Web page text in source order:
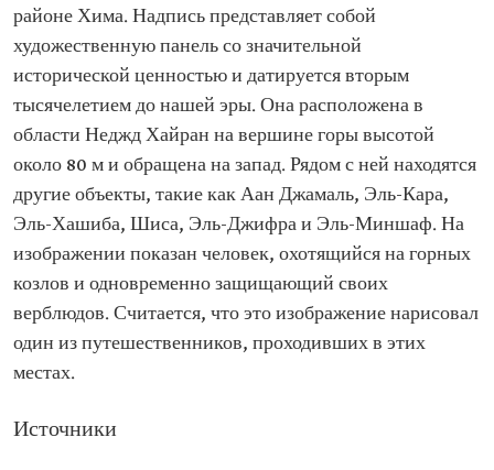
районе Хима. Надпись представляет собой
художественную панель со значительной
исторической ценностью и датируется вторым
тысячелетием до нашей эры. Она расположена в
области Неджд Хайран на вершине горы высотой
около 80 м и обращена на запад. Рядом с ней находятся
другие объекты, такие как Аан Джамаль, Эль-Кара,
Эль-Хашиба, Шиса, Эль-Джифра и Эль-Миншаф. На
изображении показан человек, охотящийся на горных
козлов и одновременно защищающий своих
верблюдов. Считается, что это изображение нарисовал
один из путешественников, проходивших в этих
местах.
Источники